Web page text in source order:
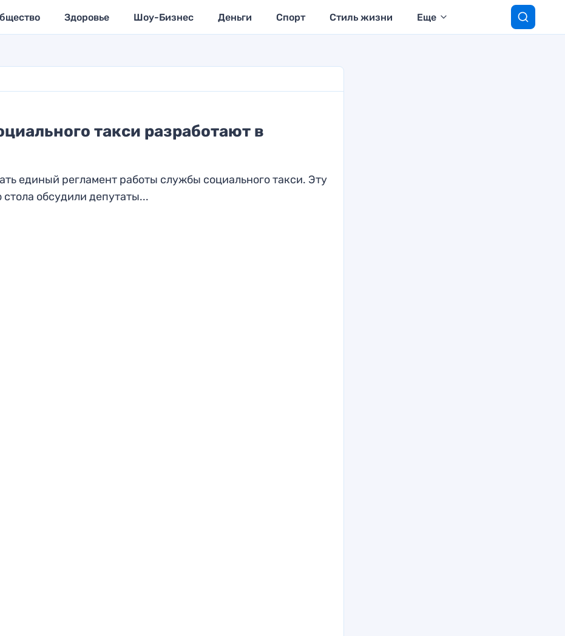
Здоровье Шоу-Бизнес Деньги Спорт Стиль жизни Еще
такси разработают в
единый регламент работы службы социального такси. Эту
обсудили депутаты...